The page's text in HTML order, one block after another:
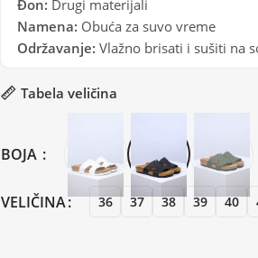
Đon: Drugi materijali
Namena: Obuća za suvo vreme
Održavanje: Vlažno brisati i sušiti na
Tabela veličina
BOJA
VELIČINA 36 37 38 39 40